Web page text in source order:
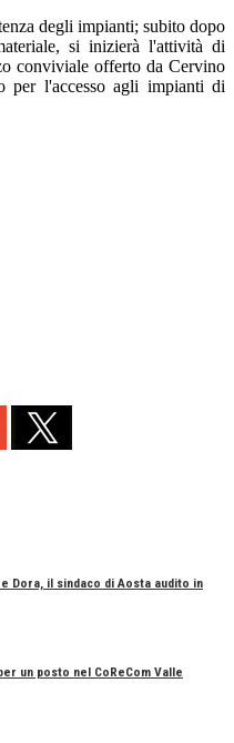
degli impianti; subito dopo
si inizierà l'attività di
conviviale offerto da Cervino
per l'accesso agli impianti di
Dora, il sindaco di Aosta audito in
un posto nel CoReCom Valle